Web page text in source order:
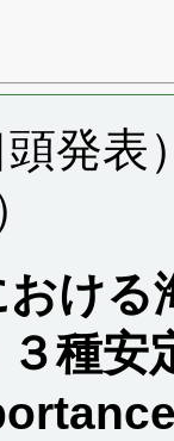
発
ける
種安